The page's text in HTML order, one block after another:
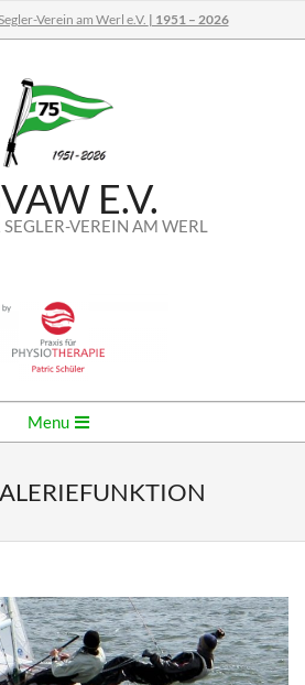
Verein am Werl e.V. | 1951 – 2026
E.V.
VEREIN AM WERL
Menu